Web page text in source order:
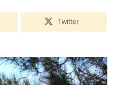
Twitter
por
Login Lockdown